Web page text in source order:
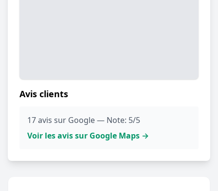
Avis clients
17 avis sur Google — Note: 5/5
Voir les avis sur Google Maps →